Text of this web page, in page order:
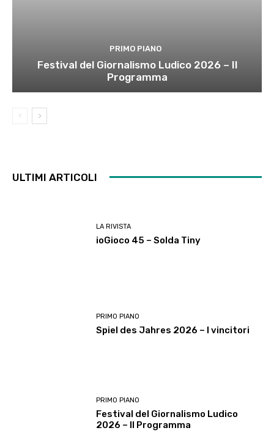
PRIMO PIANO
Festival del Giornalismo Ludico 2026 – Il
Programma
ULTIMI ARTICOLI
LA RIVISTA
ioGioco 45 – Solda Tiny
PRIMO PIANO
Spiel des Jahres 2026 – I vincitori
PRIMO PIANO
Festival del Giornalismo Ludico
2026 – Il Programma